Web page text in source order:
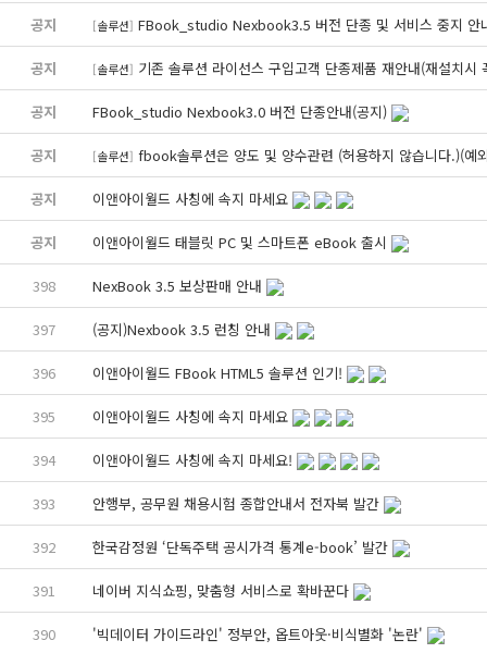
공지 [솔루션] FBook_studio Nexbook3.5 버전 단종 및 서비스 중지 안
공지 [솔루션] 기존 솔루션 라이선스 구입고객 단종제품 재안내(재설치시
공지 FBook_studio Nexbook3.0 버전 단종안내(공지)
공지 [솔루션] fbook솔루션은 양도 및 양수관련 (허용하지 않습니다.)(예
공지 이앤아이월드 사칭에 속지 마세요
공지 이앤아이월드 태블릿 PC 및 스마트폰 eBook 출시
398 NexBook 3.5 보상판매 안내
397 (공지)Nexbook 3.5 런칭 안내
396 이앤아이월드 FBook HTML5 솔루션 인기!
395 이앤아이월드 사칭에 속지 마세요
394 이앤아이월드 사칭에 속지 마세요!
393 안행부, 공무원 채용시험 종합안내서 전자북 발간
392 한국감정원 ‘단독주택 공시가격 통계e-book’ 발간
391 네이버 지식쇼핑, 맞춤형 서비스로 확바꾼다
390 '빅데이터 가이드라인' 정부안, 옵트아웃·비식별화 '논란'